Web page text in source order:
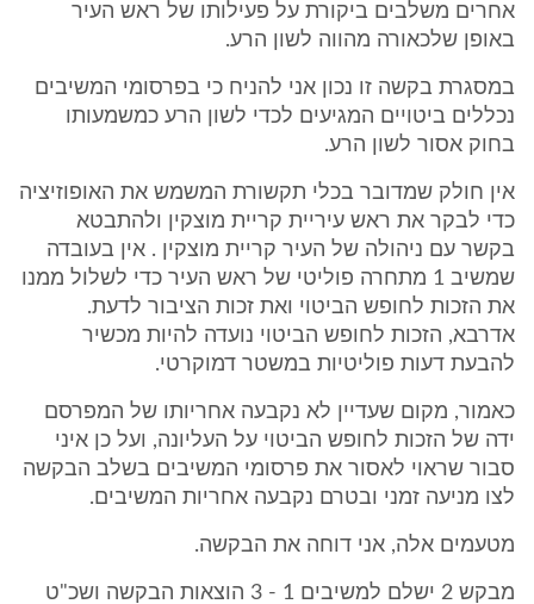
אחרים משלבים ביקורת על פעילותו של ראש העיר
באופן שלכאורה מהווה לשון הרע.
במסגרת בקשה זו נכון אני להניח כי בפרסומי המשיבים
נכללים ביטויים המגיעים לכדי לשון הרע כמשמעותו
בחוק אסור לשון הרע.
אין חולק שמדובר בכלי תקשורת המשמש את האופוזיציה
כדי לבקר את ראש עיריית קריית מוצקין ולהתבטא
בקשר עם ניהולה של העיר קריית מוצקין . אין בעובדה
שמשיב 1 מתחרה פוליטי של ראש העיר כדי לשלול ממנו
את הזכות לחופש הביטוי ואת זכות הציבור לדעת.
אדרבא, הזכות לחופש הביטוי נועדה להיות מכשיר
להבעת דעות פוליטיות במשטר דמוקרטי.
כאמור, מקום שעדיין לא נקבעה אחריותו של המפרסם
ידה של הזכות לחופש הביטוי על העליונה, ועל כן איני
סבור שראוי לאסור את פרסומי המשיבים בשלב הבקשה
לצו מניעה זמני ובטרם נקבעה אחריות המשיבים.
מטעמים אלה, אני דוחה את הבקשה.
מבקש 2 ישלם למשיבים 1 - 3 הוצאות הבקשה ושכ"ט